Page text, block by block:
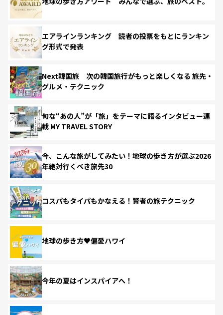
エアラインランキング 読者の投票をもとにランキン
グ形式で発表
Next韓国旅 次の韓国旅行がもっと楽しくなる 旅先・
グルメ・テクニック
旬な“あの人”が「旅」をテーマに語るインタビュー連
載 MY TRAVEL STORY
今、こんな旅がしてみたい！地球の歩き方が選ぶ2026
年絶対行くべき旅先30
コスパもタイパもかなえる！賢者の旅テクニック
地球の歩き方♥偏愛ハワイ
今年の夏はインスパイアへ！